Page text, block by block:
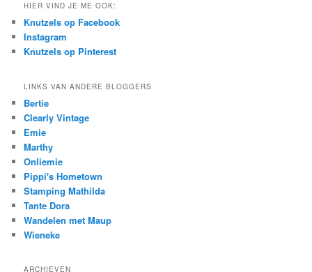
HIER VIND JE ME OOK:
Knutzels op Facebook
Instagram
Knutzels op Pinterest
LINKS VAN ANDERE BLOGGERS
Bertie
Clearly Vintage
Emie
Marthy
Onliemie
Pippi's Hometown
Stamping Mathilda
Tante Dora
Wandelen met Maup
Wieneke
ARCHIEVEN